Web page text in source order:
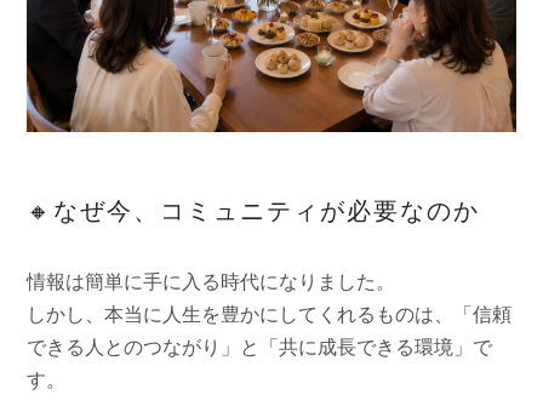
🔸なぜ今、コミュニティが必要なのか
情報は簡単に手に入る時代になりました。
しかし、本当に人生を豊かにしてくれるものは、「信頼
できる人とのつながり」と「共に成長できる環境」で
す。